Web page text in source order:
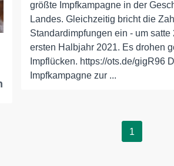
größte Impfkampagne in der
Landes. Gleichzeitig bricht die
Standardimpfungen ein - um satte
ersten Halbjahr 2021. Es drohen
Impflücken. https://ots.de/gigR96
Impfkampagne zur ...
1